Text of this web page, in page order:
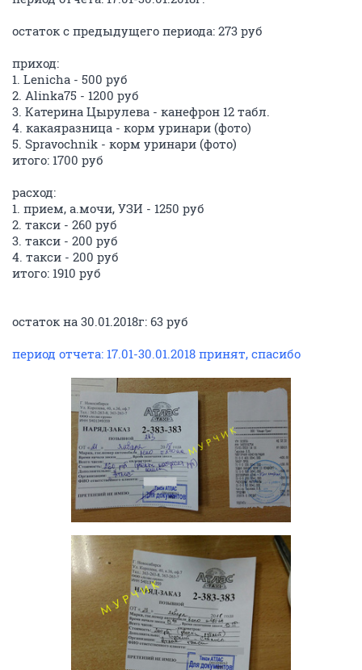
остаток с предыдущего периода: 273 руб
приход:
1. Lenicha - 500 руб
2. Alinka75 - 1200 руб
3. Катерина Цырулева - канефрон 12 табл.
4. какаяразница - корм уринари (фото)
5. Spravochnik - корм уринари (фото)
итого: 1700 руб
расход:
1. прием, а.мочи, УЗИ - 1250 руб
2. такси - 260 руб
3. такси - 200 руб
4. такси - 200 руб
итого: 1910 руб
остаток на 30.01.2018г: 63 руб
период отчета: 17.01-30.01.2018 принят, спасибо